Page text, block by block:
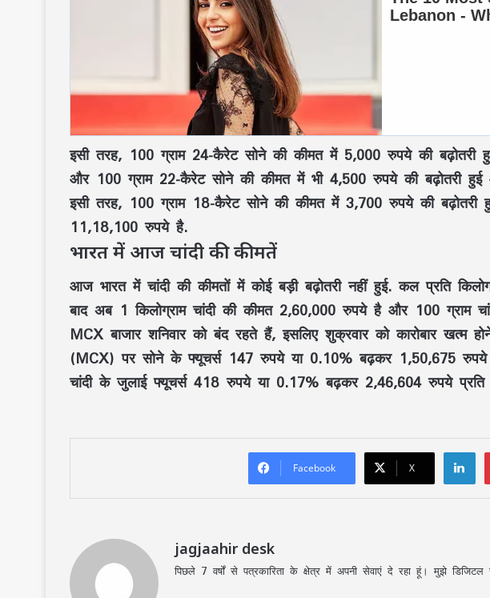
इसी तरह, 100 ग्राम 24-कैरेट सोने की कीमत में 5,000 रुपये की
और 100 ग्राम 22-कैरेट सोने की कीमत में भी 4,500 रुपये की बढ़ोतरी
इसी तरह, 100 ग्राम 18-कैरेट सोने की कीमत में 3,700 रुपये की
11,18,100 रुपये है.
भारत में आज चांदी की कीमतें
आज भारत में चांदी की कीमतों में कोई बड़ी बढ़ोतरी नहीं हुई. कल प्रति
बाद अब 1 किलोग्राम चांदी की कीमत 2,60,000 रुपये है और 100 ग्राम
MCX बाजार शनिवार को बंद रहते हैं, इसलिए शुक्रवार को कारोबार खत्म
(MCX) पर सोने के फ्यूचर्स 147 रुपये या 0.10% बढ़कर 1,50,675
चांदी के जुलाई फ्यूचर्स 418 रुपये या 0.17% बढ़कर 2,46,604 रुपये प्रति
Facebook X
jagjaahir desk
पिछले 7 वर्षों से पत्रकारिता के क्षेत्र में अपनी सेवाएं दे रहा हूं। मुझे
पूछे,
करे,
CM
सेवा
पूछे,